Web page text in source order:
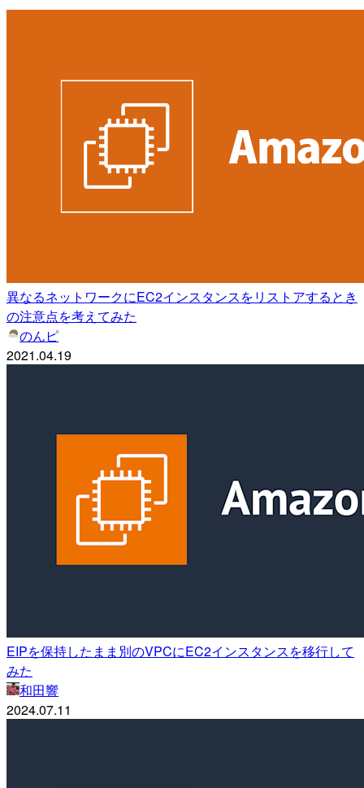
異なるネットワークにEC2インスタンスをリストアするとき
の注意点を考えてみた
のんピ
2021.04.19
EIPを保持したまま別のVPCにEC2インスタンスを移行して
みた
和田響
2024.07.11